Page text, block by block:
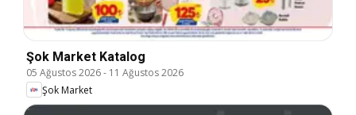
Şok Market Katalog
05 Ağustos 2026- 11 Ağustos 2026
Şok Market